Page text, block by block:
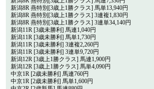
新潟8R 燕特別[3歳上1勝クラス] 馬単13,940円
新潟8R 燕特別[3歳上1勝クラス] 3連複1,830円
新潟8R 燕特別[3歳上1勝クラス] 3連単34,140円
新潟11R [3歳未勝利] 馬連1,040円
新潟11R [3歳未勝利] 馬単1,730円
新潟11R [3歳未勝利] 3連複2,260円
新潟11R [3歳未勝利] 3連単9,720円
新潟12R [3歳上1勝クラス] 馬連1,900円
新潟12R [3歳上1勝クラス] 馬単4,090円
中京1R [2歳未勝利] 馬連760円
中京1R [2歳未勝利] 馬単1,600円